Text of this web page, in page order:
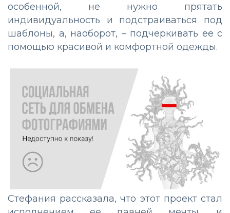
особенной, не нужно прятать
индивидуальность и подстраиваться под
шаблоны, а, наоборот, – подчеркивать ее с
помощью красивой и комфортной одежды.
Стефания рассказала, что этот проект стал